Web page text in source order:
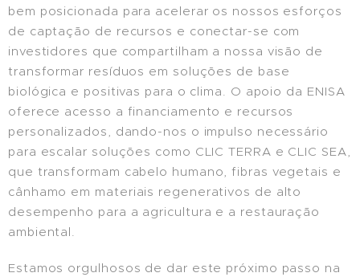
bem posicionada para acelerar os nossos esforços
de captação de recursos e conectar-se com
investidores que compartilham a nossa visão de
transformar resíduos em soluções de base
biológica e positivas para o clima. O apoio da ENISA
oferece acesso a financiamento e recursos
personalizados, dando-nos o impulso necessário
para escalar soluções como CLIC TERRA e CLIC SEA,
que transformam cabelo humano, fibras vegetais e
cânhamo em materiais regenerativos de alto
desempenho para a agricultura e a restauração
ambiental.
Estamos orgulhosos de dar este próximo passo na